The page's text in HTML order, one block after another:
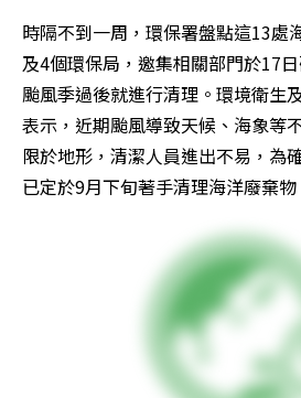
時隔不到一周，環保署盤點這13處
及4個環保局，邀集相關部門於17
颱風季過後就進行清理。環境衛生
表示，近期颱風導致天候、海象等
限於地形，清潔人員進出不易，為
已定於9月下旬著手清理海洋廢棄物